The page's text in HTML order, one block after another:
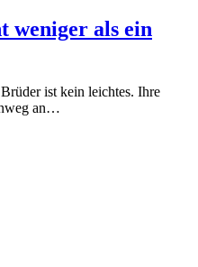
weniger als ein
ist kein leichtes. Ihre
an…